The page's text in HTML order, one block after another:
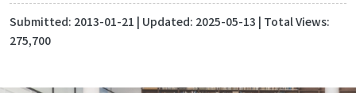
Submitted: 2013-01-21 | Updated: 2025-05-13 | Total Views:
275,700